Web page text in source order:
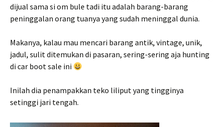
dijual sama si om bule tadi itu adalah barang-barang
peninggalan orang tuanya yang sudah meninggal dunia.
Makanya, kalau mau mencari barang antik, vintage, unik,
jadul, sulit ditemukan di pasaran, sering-sering aja hunting
di car boot sale ini
Inilah dia penampakkan teko liliput yang tingginya
setinggi jari tengah.